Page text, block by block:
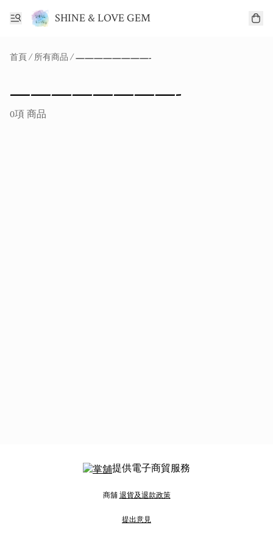
SHINE & LOVE GEM
首頁/所有商品 /————————-
————————-
0項 商品
提供電子商貿服務
商舖 退貨及退款政策
提出意見